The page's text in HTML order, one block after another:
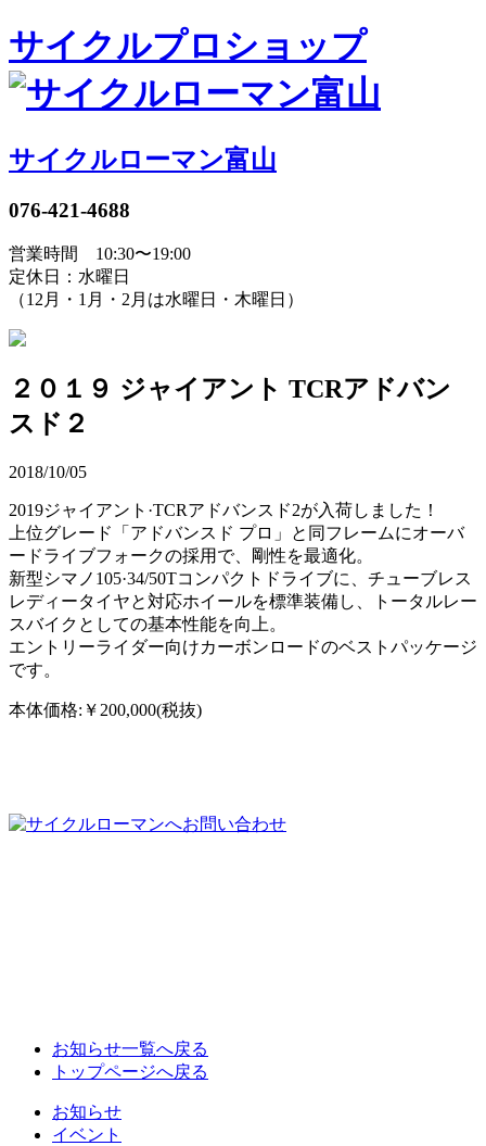
サイクルプロショップ
サイクルローマン富山
076-421-4688
営業時間 10:30〜19:00
定休日：水曜日
（12月・1月・2月は水曜日・木曜日）
２０１９ ジャイアント TCRアドバン
スド２
2018/10/05
2019ジャイアント·TCRアドバンスド2が入荷しました！
上位グレード「アドバンスド プロ」と同フレームにオーバ
ードライブフォークの採用で、剛性を最適化。
新型シマノ105·34/50Tコンパクトドライブに、チューブレス
レディータイヤと対応ホイールを標準装備し、トータルレー
スバイクとしての基本性能を向上。
エントリーライダー向けカーボンロードのベストパッケージ
です。
本体価格:￥200,000(税抜)
お知らせ一覧へ戻る
トップページへ戻る
お知らせ
イベント